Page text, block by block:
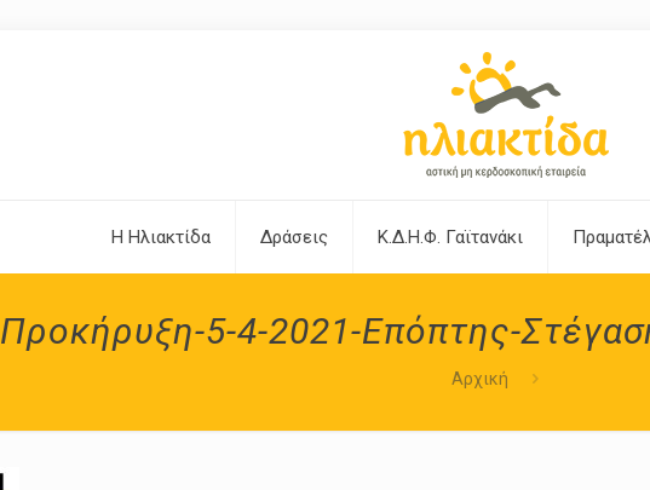
Η Ηλιακτίδα Δράσεις Κ.Δ.Η.Φ. Γαϊτανάκι
Προκήρυξη-5-4-2021-Επόπτης-
Αρχική